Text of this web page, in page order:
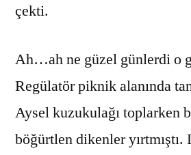
çekti.
Ah…ah ne güzel günlerdi o
Regülatör piknik alanında
Aysel kuzukulağı toplarken
böğürtlen dikenler yırtmıştı.